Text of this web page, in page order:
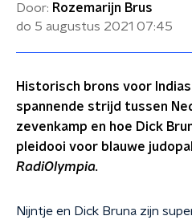
Door: Rozemarijn Brus
do 5 augustus 2021 07:45
Historisch brons voor
spannende strijd tussen
zevenkamp en hoe Dick
pleidooi voor blauwe
RadiOlympia.
Nijntje en Dick Bruna zijn